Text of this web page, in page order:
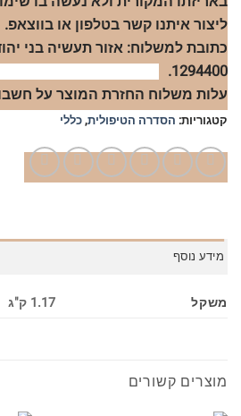
ליצור איתנו קשר בטלפון או בווצאפ.
כתובת למשלוח: אזור תעשיה בני
1294400.
עלות משלוח החזרת המוצר על
קטגוריות: הסדרה הטיפולית,כללי
מידע נוסף
משקל 1.17 ק"ג
מוצרים קשורים